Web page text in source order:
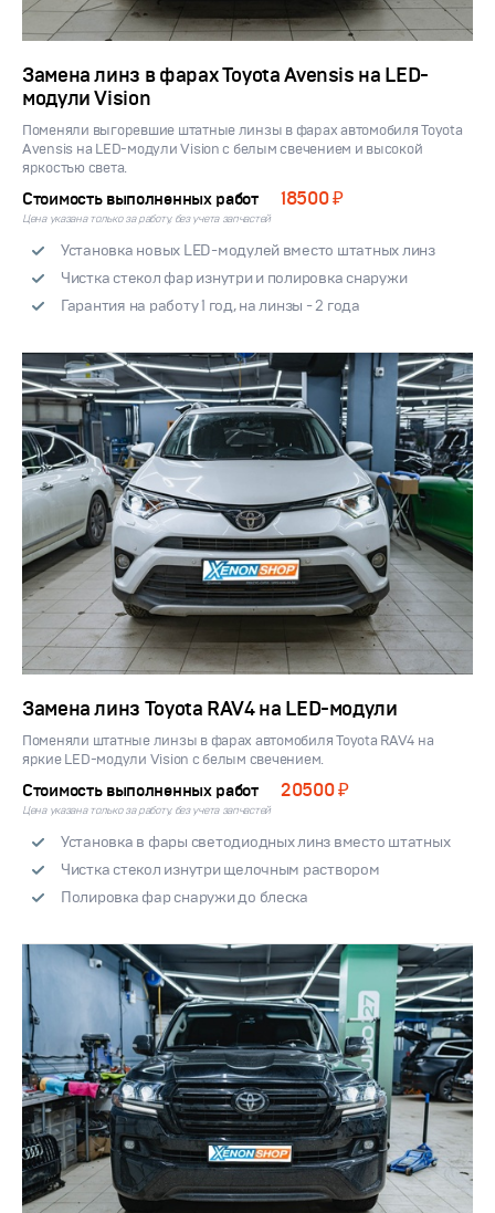
Замена линз в фарах Toyota Avensis на LED-
модули Vision
Поменяли выгоревшие штатные линзы в фарах автомобиля Toyota
Avensis на LED-модули Vision с белым свечением и высокой
яркостью света.
Стоимость выполненных работ 18500 ₽
Цена указана только за работу, без учета запчастей
Установка новых LED-модулей вместо штатных линз
Чистка стекол фар изнутри и полировка снаружи
Гарантия на работу 1 год, на линзы - 2 года
Замена линз Toyota RAV4 на LED-модули
Поменяли штатные линзы в фарах автомобиля Toyota RAV4 на
яркие LED-модули Vision с белым свечением.
Стоимость выполненных работ 20500 ₽
Цена указана только за работу, без учета запчастей
Установка в фары светодиодных линз вместо штатных
Чистка стекол изнутри щелочным раствором
Полировка фар снаружи до блеска